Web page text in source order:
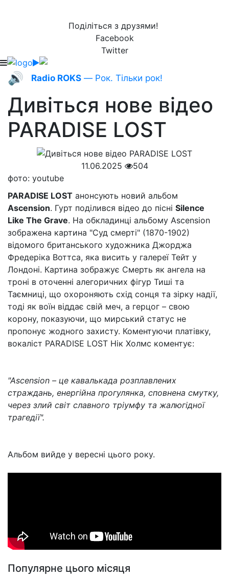
Поділіться з друзями!
Facebook
Twitter
🔊 Radio ROKS — Рок. Тільки рок!
Дивіться нове відео
PARADISE LOST
11.06.2025
504
фото: youtube
PARADISE LOST анонсують новий альбом
Ascension. Гурт поділився відео до пісні Silence
Like The Grave. На обкладинці альбому Ascension
зображена картина "Суд смерті" (1870-1902)
відомого британського художника Джорджа
Фредеріка Воттса, яка висить у галереї Тейт у
Лондоні. Картина зображує Смерть як ангела на
троні в оточенні алегоричних фігур Тиші та
Таємниці, що охороняють схід сонця та зірку надії,
тоді як воїн віддає свій меч, а герцог – свою
корону, показуючи, що мирський статус не
пропонує жодного захисту. Коментуючи платівку,
вокаліст PARADISE LOST Нік Холмс коментує:
"Ascension – це кавалькада розплавлених
страждань, енергійна прогулянка, сповнена смутку,
через злий світ славного тріумфу та жалюгідної
трагедії".
Альбом вийде у вересні цього року.
Популярне цього місяця